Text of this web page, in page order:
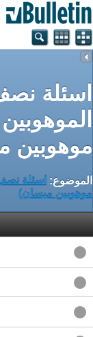
اسئلة
موهوبين
الموضوع: اسئلة
موهوبين ميسان)